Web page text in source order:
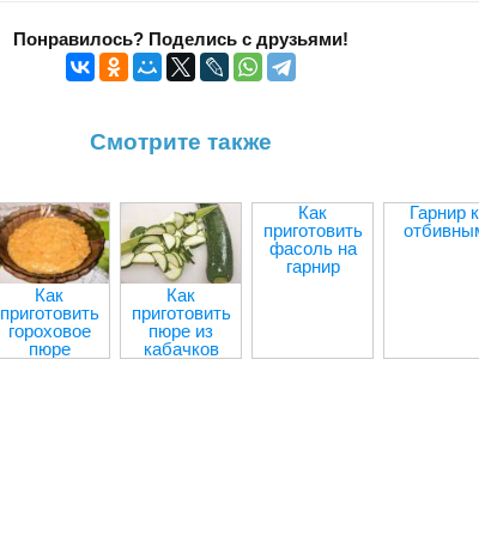
Понравилось? Поделись с друзьями!
Смотрите также
Как
приготовить
гороховое
пюре
Как
приготовить
пюре из
кабачков
Как
приготовить
фасоль на
гарнир
Гарнир к